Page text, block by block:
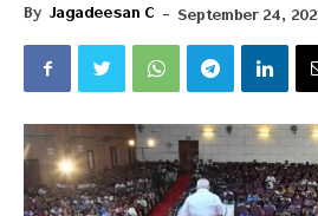
By Jagadeesan C - September 24,